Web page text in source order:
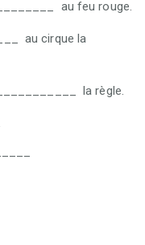
au feu rouge.
au cirque la
la règle.